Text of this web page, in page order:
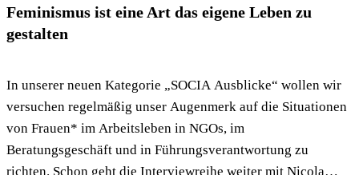
Feminismus ist eine Art das eigene Leben zu
gestalten
In unserer neuen Kategorie „SOCIA Ausblicke“ wollen wir
versuchen regelmäßig unser Augenmerk auf die Situationen
von Frauen* im Arbeitsleben in NGOs, im
Beratungsgeschäft und in Führungsverantwortung zu
richten. Schon geht die Interviewreihe weiter mit Nicola